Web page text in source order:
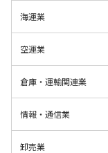
海運業
空運業
倉庫・運輸関連業
情報・通信業
卸売業